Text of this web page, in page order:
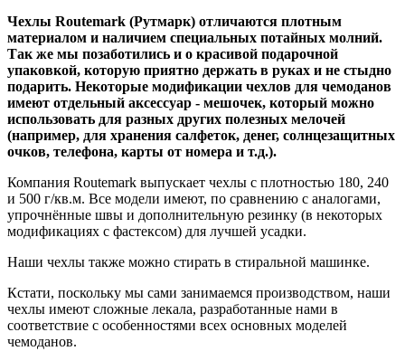
Чехлы Routemark (Рутмарк) отличаются плотным
материалом и наличием специальных потайных молний.
Так же мы позаботились и о красивой подарочной
упаковкой, которую приятно держать в руках и не стыдно
подарить. Некоторые модификации чехлов для чемоданов
имеют отдельный аксессуар - мешочек, который можно
использовать для разных других полезных мелочей
(например, для хранения салфеток, денег, солнцезащитных
очков, телефона, карты от номера и т.д.).
Компания Routemark выпускает чехлы с плотностью 180, 240
и 500 г/кв.м. Все модели имеют, по сравнению с аналогами,
упрочнённые швы и дополнительную резинку (в некоторых
модификациях с фастексом) для лучшей усадки.
Наши чехлы также можно стирать в стиральной машинке.
Кстати, поскольку мы сами занимаемся производством, наши
чехлы имеют сложные лекала, разработанные нами в
соответствие с особенностями всех основных моделей
чемоданов.